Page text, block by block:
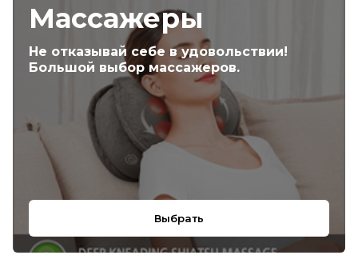
Массажеры
Не отказывай себе в удовольствии!
Большой выбор массажеров.
Выбрать